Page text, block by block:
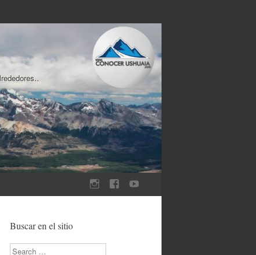
Buscar en el sitio
Search